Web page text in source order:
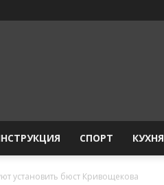
СПОРТ КУХНЯ
установить бюст Кривощекова